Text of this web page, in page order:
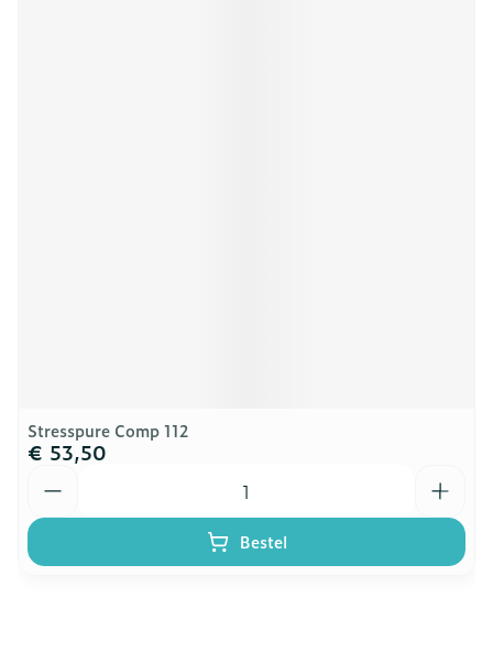
Stresspure Comp 112
€ 53,50
Bestel